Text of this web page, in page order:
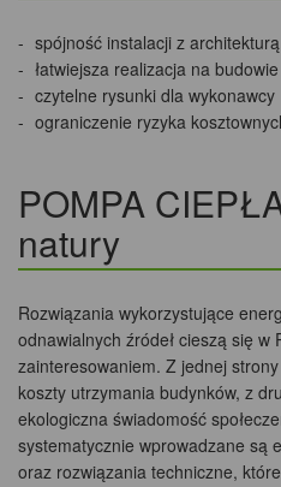
spójność instalacji z
łatwiejsza realizacja na budowie
czytelne rysunki dla wykonawcy
ograniczenie ryzyka
POMPA
natury
Rozwiązania wykorzystujące
odnawialnych źródeł cieszą się w
zainteresowaniem. Z jednej
koszty utrzymania budynków, z
ekologiczna świadomość
systematycznie wprowadzane są
oraz rozwiązania techniczne,